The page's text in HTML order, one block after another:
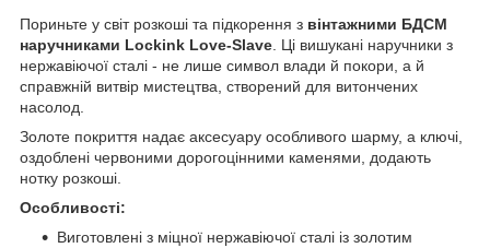
Пориньте у світ розкоші та підкорення з вінтажними БДСМ
наручниками Lockink Love-Slave. Ці вишукані наручники з
нержавіючої сталі - не лише символ влади й покори, а й
справжній витвір мистецтва, створений для витончених
насолод.
Золоте покриття надає аксесуару особливого шарму, а ключі,
оздоблені червоними дорогоцінними каменями, додають
нотку розкоші.
Особливості:
Виготовлені з міцної нержавіючої сталі із золотим